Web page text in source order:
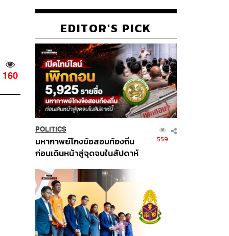
160
EDITOR'S PICK
POLITICS
มหากาพย์โกงข้อสอบท้องถิ่น
ก่อนเดินหน้าสู่จุดจบในสัปดาห์
559